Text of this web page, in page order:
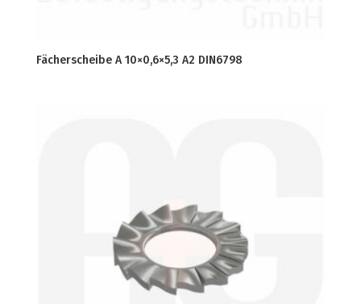
Fächerscheibe A 10×0,6×5,3 A2 DIN6798